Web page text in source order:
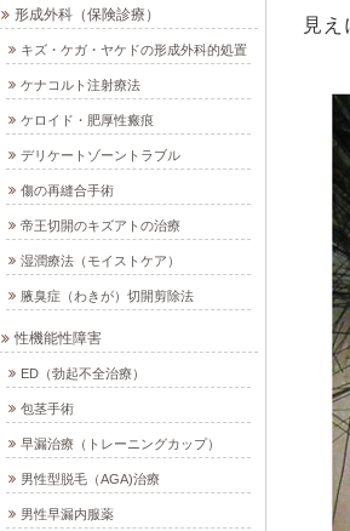
見え
形成外科（保険診療）
キズ・ケガ・ヤケドの形成外科的処置
ケナコルト注射療法
ケロイド・肥厚性瘢痕
デリケートゾーントラブル
傷の再縫合手術
帝王切開のキズアトの治療
湿潤療法（モイストケア）
腋臭症（わきが）切開剪除法
性機能性障害
ED（勃起不全治療）
包茎手術
早漏治療（トレーニングカップ）
男性型脱毛（AGA)治療
男性早漏内服薬